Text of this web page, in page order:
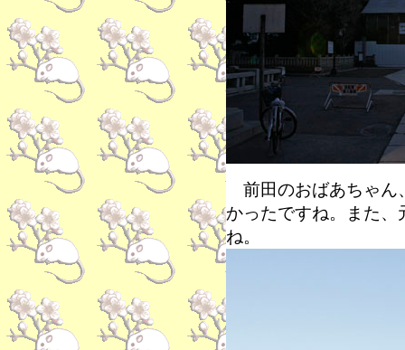
前田のおばあちゃん
かったですね。また、
ね。